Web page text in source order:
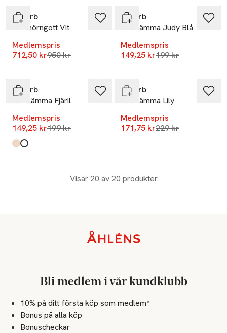
ByBarb
Sidenörngott Vit
Medlemspris
712,50 krLägsta pris 30 dagar
950 kr
ByBarb
Hårklämma Judy Blå
Medlemspris
149,25 krLägsta pris 30
199 kr
ByBarb
Hårklämma Fjäril
Medlemspris
149,25 krLägsta pris 30 dagar
199 kr
Produkten finns i färgerna:
Sköldpaddsfärgad
Vit,
-25%
ByBarb
Hårklämma Lily
Medlemspris
171,75 krLägsta pris 30
229 kr
Visar 20 av 20 produkter
Bli medlem i vår kundklubb
10% på ditt första köp som medlem*
Bonus på alla köp
Bonuscheckar